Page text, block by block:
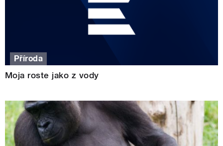
Příroda
Moja roste jako z vody